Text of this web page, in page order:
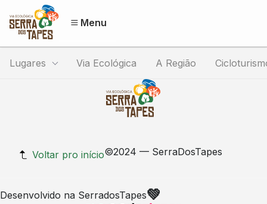
Menu
Lugares Via Ecológica A Região
Voltar pro início©2024 — SerraDosTapes
Desenvolvido na SerradosTapes💚